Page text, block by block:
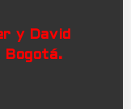
y David
Bogotá.